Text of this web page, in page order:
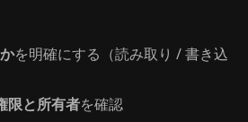
を明確にする（読み取り / 書き込
限と所有者を確認